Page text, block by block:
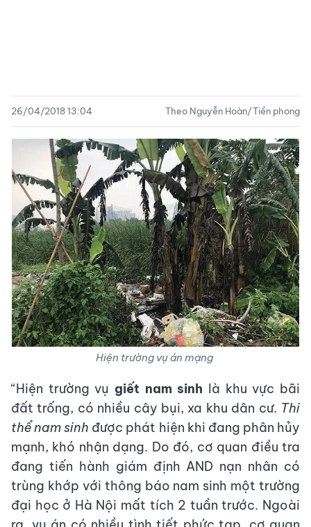
26/04/2018 13:04 Theo Nguyễn Hoàn/Tiền phong
Hiện trường vụ án mạng
“Hiện trường vụ giết nam sinh là khu vực bãi
đất trống, có nhiều cây bụi, xa khu dân cư. Thi
thể nam sinh được phát hiện khi đang phân hủy
mạnh, khó nhận dạng. Do đó, cơ quan điều tra
đang tiến hành giám định AND nạn nhân có
trùng khớp với thông báo nam sinh một trường
đại học ở Hà Nội mất tích 2 tuần trước. Ngoài